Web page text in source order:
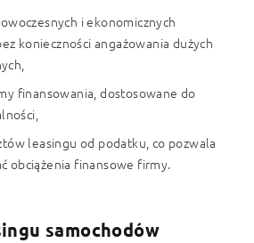
i ekonomicznych
konieczności angażowania dużych
finansowania, dostosowane do
leasingu od podatku, co pozwala
obciążenia finansowe firmy.
samochodów